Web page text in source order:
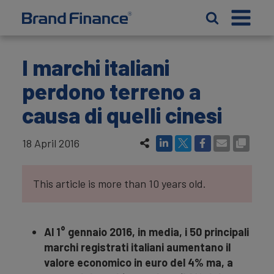
I marchi italiani
perdono terreno a
causa di quelli cinesi
18 April 2016
This article is more than 10 years old.
Al 1° gennaio 2016, in media, i 50 principali
marchi registrati italiani aumentano il
valore economico in euro del 4% ma, a